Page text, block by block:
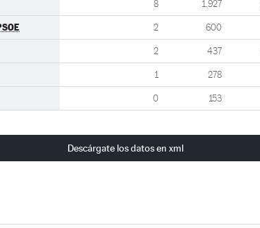
8 1.927
2 600
2 437
1 278
0 153
Descárgate los datos en xml